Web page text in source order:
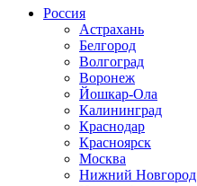
Россия
Астрахань
Белгород
Волгоград
Воронеж
Йошкар-Ола
Калининград
Краснодар
Красноярск
Москва
Нижний Новгород